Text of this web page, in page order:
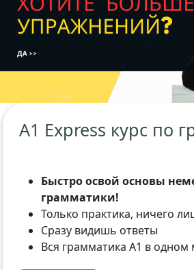
A1 Express курс по
Быстро освой основы
грамматики!
Только практика, ничего
Сразу видишь ответы
Вся грамматика A1 в одном